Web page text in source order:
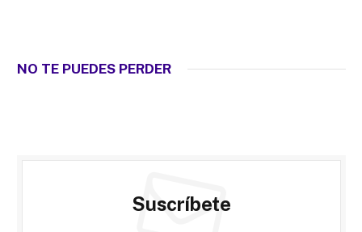
NO TE PUEDES PERDER
Suscríbete